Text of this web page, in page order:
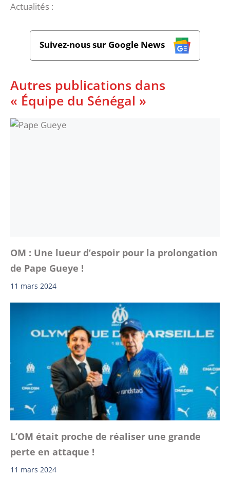
Actualités :
Suivez-nous sur Google News
Autres publications dans
« Équipe du Sénégal »
OM : Une lueur d’espoir pour la prolongation
de Pape Gueye !
11 mars 2024
L’OM était proche de réaliser une grande
perte en attaque !
11 mars 2024